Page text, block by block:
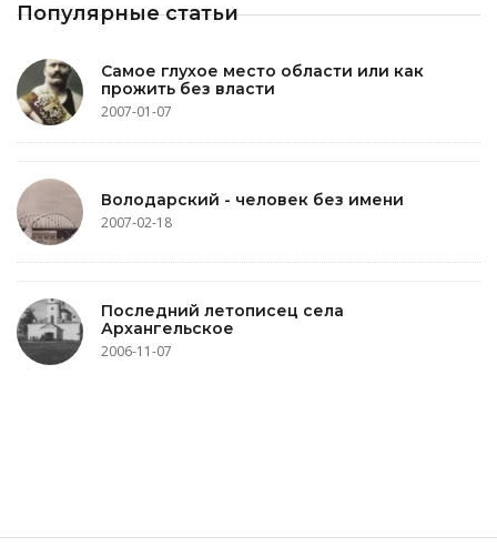
Популярные статьи
Самое глухое место области или как
прожить без власти
2007-01-07
Володарский - человек без имени
2007-02-18
Последний летописец села
Архангельское
2006-11-07